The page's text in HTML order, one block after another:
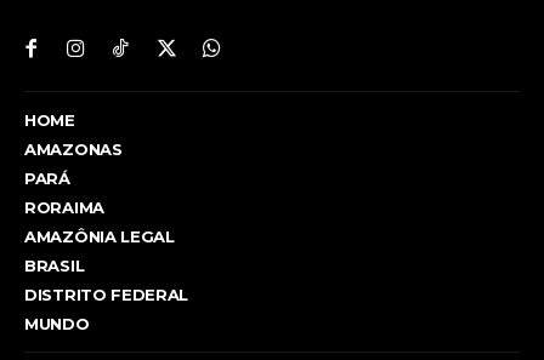
HOME
AMAZONAS
PARÁ
RORAIMA
AMAZÔNIA LEGAL
BRASIL
DISTRITO FEDERAL
MUNDO